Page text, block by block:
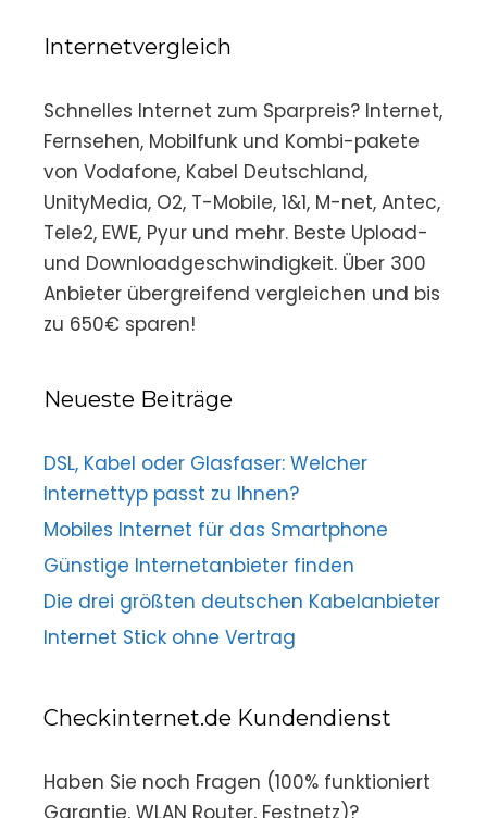
Internetvergleich
Schnelles Internet zum Sparpreis? Internet,
Fernsehen, Mobilfunk und Kombi-pakete
von Vodafone, Kabel Deutschland,
UnityMedia, O2, T-Mobile, 1&1, M-net, Antec,
Tele2, EWE, Pyur und mehr. Beste Upload-
und Downloadgeschwindigkeit. Über 300
Anbieter übergreifend vergleichen und bis
zu 650€ sparen!
Neueste Beiträge
DSL, Kabel oder Glasfaser: Welcher
Internettyp passt zu Ihnen?
Mobiles Internet für das Smartphone
Günstige Internetanbieter finden
Die drei größten deutschen Kabelanbieter
Internet Stick ohne Vertrag
Checkinternet.de Kundendienst
Haben Sie noch Fragen (100% funktioniert
Garantie, WLAN Router, Festnetz)?